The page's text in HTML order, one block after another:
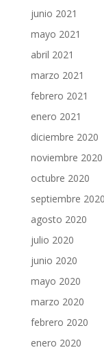
junio 2021
mayo 2021
abril 2021
marzo 2021
febrero 2021
enero 2021
diciembre 2020
noviembre 2020
octubre 2020
septiembre 2020
agosto 2020
julio 2020
junio 2020
mayo 2020
marzo 2020
febrero 2020
enero 2020